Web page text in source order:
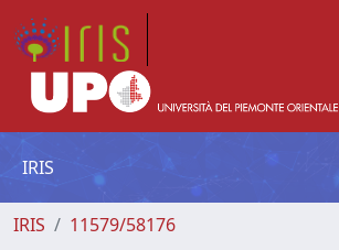
IRIS
IRIS 11579/58176